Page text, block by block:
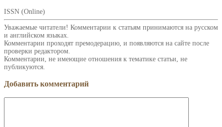
ISSN (Online)
Уважаемые читатели! Комментарии к статьям принимаются на русском
и английском языках.
Комментарии проходят премодерацию, и появляются на сайте после
проверки редактором.
Комментарии, не имеющие отношения к тематике статьи, не
публикуются.
Добавить комментарий